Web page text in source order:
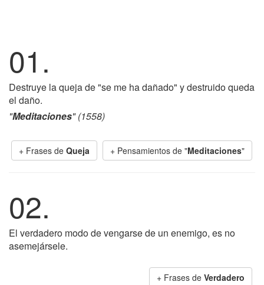
01.
Destruye la queja de "se me ha dañado" y destruido queda
el daño.
"Meditaciones" (1558)
+ Frases de Queja + Pensamientos de "Meditaciones"
02.
El verdadero modo de vengarse de un enemigo, es no
asemejársele.
+ Frases de Verdadero